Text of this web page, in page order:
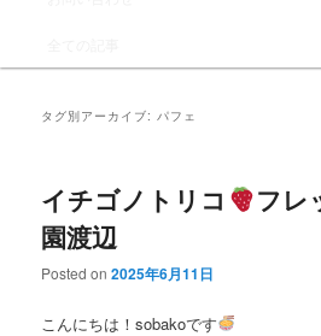
タグ別アーカイブ:パフェ
イチゴノトリコ
フレ
園渡辺
Posted on2025年6月11日
こんにちは！sobakoです